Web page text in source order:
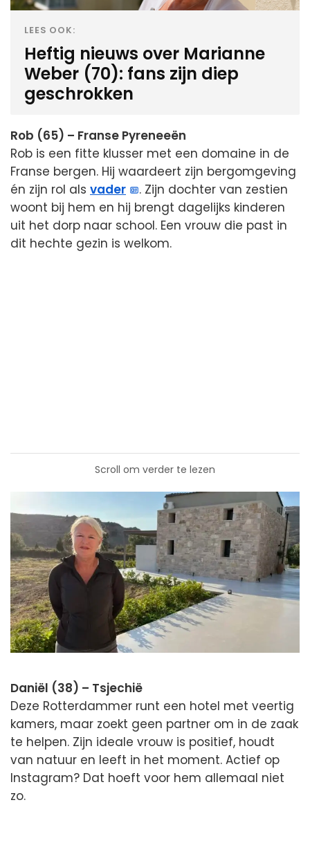
LEES OOK:
Heftig nieuws over Marianne
Weber (70): fans zijn diep
geschrokken
Rob (65) – Franse Pyreneeën
Rob is een fitte klusser met een domaine in de
Franse bergen. Hij waardeert zijn bergomgeving
én zijn rol als vader
. Zijn dochter van zestien
woont bij hem en hij brengt dagelijks kinderen
uit het dorp naar school. Een vrouw die past in
dit hechte gezin is welkom.
Scroll om verder te lezen
Daniël (38) – Tsjechië
Deze Rotterdammer runt een hotel met veertig
kamers, maar zoekt geen partner om in de zaak
te helpen. Zijn ideale vrouw is positief, houdt
van natuur en leeft in het moment. Actief op
Instagram? Dat hoeft voor hem allemaal niet
zo.